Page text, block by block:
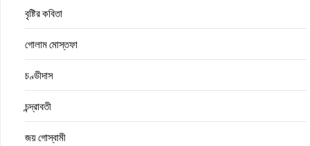
বৃষ্টির কবিতা
গোলাম মোস্তফা
চণ্ডীদাস
চন্দ্রাবতী
জয় গোস্বামী